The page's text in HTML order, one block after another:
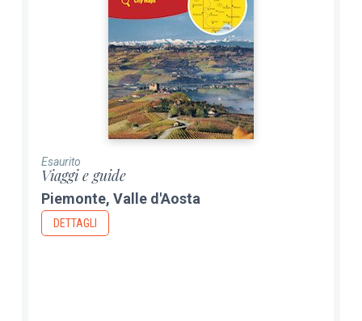
Esaurito
Viaggi e guide
Piemonte, Valle d'Aosta
DETTAGLI